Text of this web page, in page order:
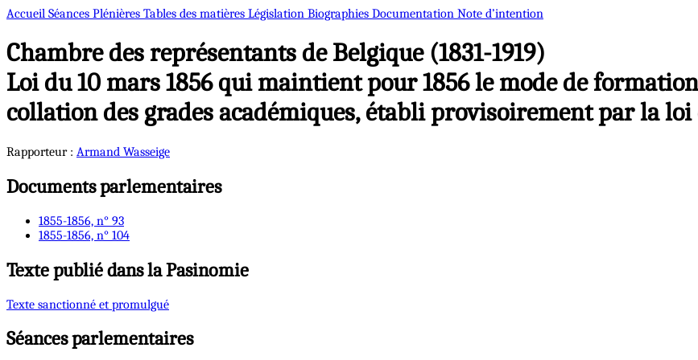
Accueil Séances Plénières Tables des matières Législation Biographies Documentation Note d’intention
Chambre des représentants de Belgique (1831-1919)
Loi du 10 mars 1856 qui maintient pour 1856 le mode de
collation des grades académiques, établi provisoirement par la loi
Rapporteur : Armand Wasseige
Documents parlementaires
1855-1856, n° 93
1855-1856, n° 104
Texte publié dans la Pasinomie
Texte sanctionné et promulgué
Séances parlementaires